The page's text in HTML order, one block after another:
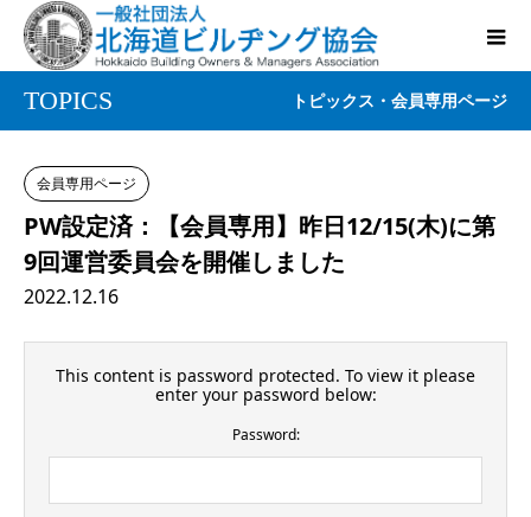
TOPICS トピックス・会員専用ページ
会員専用ページ
PW設定済：【会員専用】昨日12/15(木)に第
9回運営委員会を開催しました
2022.12.16
This content is password protected. To view it please
enter your password below:
Password: